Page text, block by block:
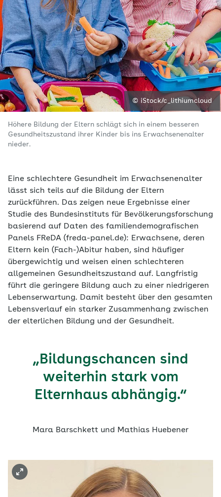
© iStock/c_lithiumcloud
Höhere Bildung der Eltern schlägt sich in einem besseren
Gesundheitszustand ihrer Kinder bis ins Erwachsenenalter
nieder.
Eine schlechtere Gesundheit im Erwachsenenalter
lässt sich teils auf die Bildung der Eltern
zurückführen. Das zeigen neue Ergebnisse einer
Studie des Bundesinstituts für Bevölkerungsforschung
basierend auf Daten des familiendemografischen
Panels FReDA (freda-panel.de): Erwachsene, deren
Eltern kein (Fach-)Abitur haben, sind häufiger
übergewichtig und weisen einen schlechteren
allgemeinen Gesundheitszustand auf. Langfristig
führt die geringere Bildung auch zu einer niedrigeren
Lebenserwartung. Damit besteht über den gesamten
Lebensverlauf ein starker Zusammenhang zwischen
der elterlichen Bildung und der Gesundheit.
„Bildungschancen sind
weiterhin stark vom
Elternhaus abhängig.“
Mara Barschkett und Mathias Huebener